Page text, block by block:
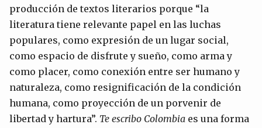
producción de textos literarios porque “la
literatura tiene relevante papel en las luchas
populares, como expresión de un lugar social,
como espacio de disfrute y sueño, como arma y
como placer, como conexión entre ser humano y
naturaleza, como resignificación de la condición
humana, como proyección de un porvenir de
libertad y hartura”. Te escribo Colombia es una forma